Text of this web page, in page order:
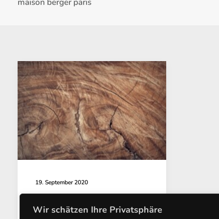
Wir schätzen Ihre Privatsphäre
19. September 2020
Dufterlebnis Lampe Berger
Der pharmazeutische